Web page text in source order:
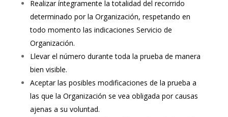
Realizar íntegramente la totalidad del recorrido
determinado por la Organización, respetando en
todo momento las indicaciones Servicio de
Organización.
Llevar el número durante toda la prueba de manera
bien visible.
Aceptar las posibles modificaciones de la prueba a
las que la Organización se vea obligada por causas
ajenas a su voluntad.